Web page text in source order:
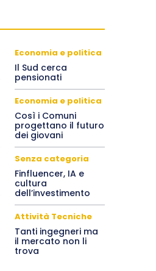
Economia e politica
Il Sud cerca
pensionati
Economia e politica
Così i Comuni
progettano il futuro
dei giovani
Senza categoria
Finfluencer, IA e
cultura
dell’investimento
Attività Tecniche
Tanti ingegneri ma
il mercato non li
trova